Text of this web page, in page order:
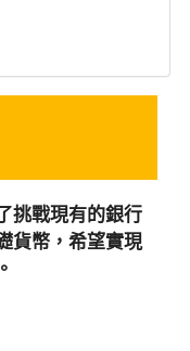
挑戰現有的銀行
貨幣，希望實現